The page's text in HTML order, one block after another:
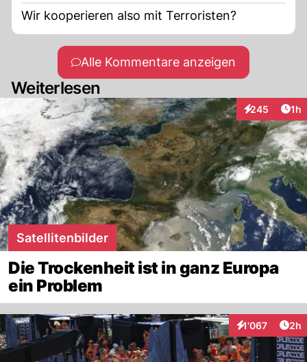
Wir kooperieren also mit Terroristen?
Alle Kommentare anzeigen
Weiterlesen
245
Interaktionen
1h
Satellitenbilder
Die Trockenheit ist in ganz Europa
ein Problem
1'067
Interaktionen2h